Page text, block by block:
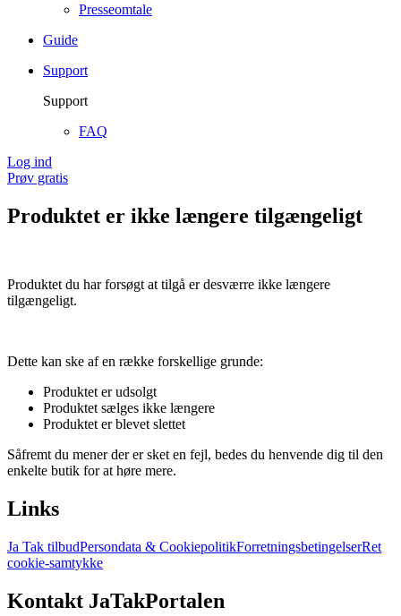
Presseomtale
Guide
Support
Support
FAQ
Log ind
Prøv gratis
Produktet er ikke længere tilgængeligt
Produktet du har forsøgt at tilgå er desværre ikke længere
tilgængeligt.
Dette kan ske af en række forskellige grunde:
Produktet er udsolgt
Produktet sælges ikke længere
Produktet er blevet slettet
Såfremt du mener der er sket en fejl, bedes du henvende dig til den
enkelte butik for at høre mere.
Links
Ja Tak tilbudPersondata & CookiepolitikForretningsbetingelserRet
cookie-samtykke
Kontakt JaTakPortalen